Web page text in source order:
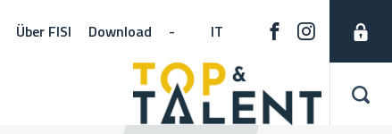
Über FISI Download - IT